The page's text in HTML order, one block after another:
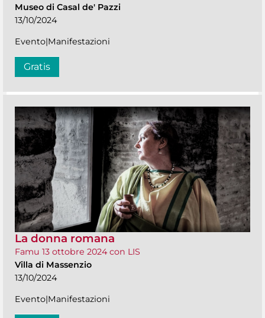
Museo di Casal de' Pazzi
13/10/2024
Evento|Manifestazioni
Gratis
La donna romana
Famu 13 ottobre 2024 con LIS
Villa di Massenzio
13/10/2024
Evento|Manifestazioni